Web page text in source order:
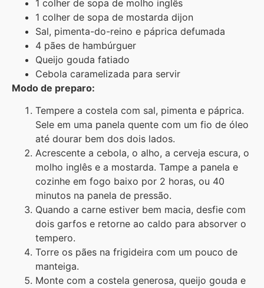
1 colher de sopa de molho inglês
1 colher de sopa de mostarda dijon
Sal, pimenta-do-reino e páprica defumada
4 pães de hambúrguer
Queijo gouda fatiado
Cebola caramelizada para servir
Modo de preparo:
Tempere a costela com sal, pimenta e páprica.
Sele em uma panela quente com um fio de óleo
até dourar bem dos dois lados.
Acrescente a cebola, o alho, a cerveja escura, o
molho inglês e a mostarda. Tampe a panela e
cozinhe em fogo baixo por 2 horas, ou 40
minutos na panela de pressão.
Quando a carne estiver bem macia, desfie com
dois garfos e retorne ao caldo para absorver o
tempero.
Torre os pães na frigideira com um pouco de
manteiga.
Monte com a costela generosa, queijo gouda e